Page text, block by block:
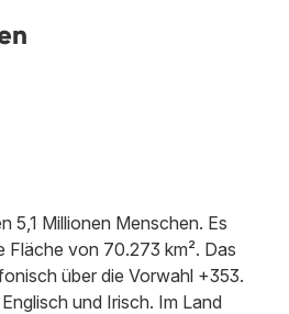
5,1 Millionen Menschen. Es
Fläche von 70.273 km². Das
über die Vorwahl +353.
und Irisch. Im Land